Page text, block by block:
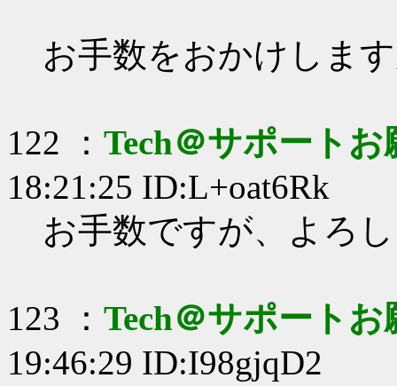
お手数をおかけしま
122 ： Tech＠サポート
18:21:25 ID:L+oat6Rk
お手数ですが、よろ
123 ： Tech＠サポート
19:46:29 ID:I98gjqD2